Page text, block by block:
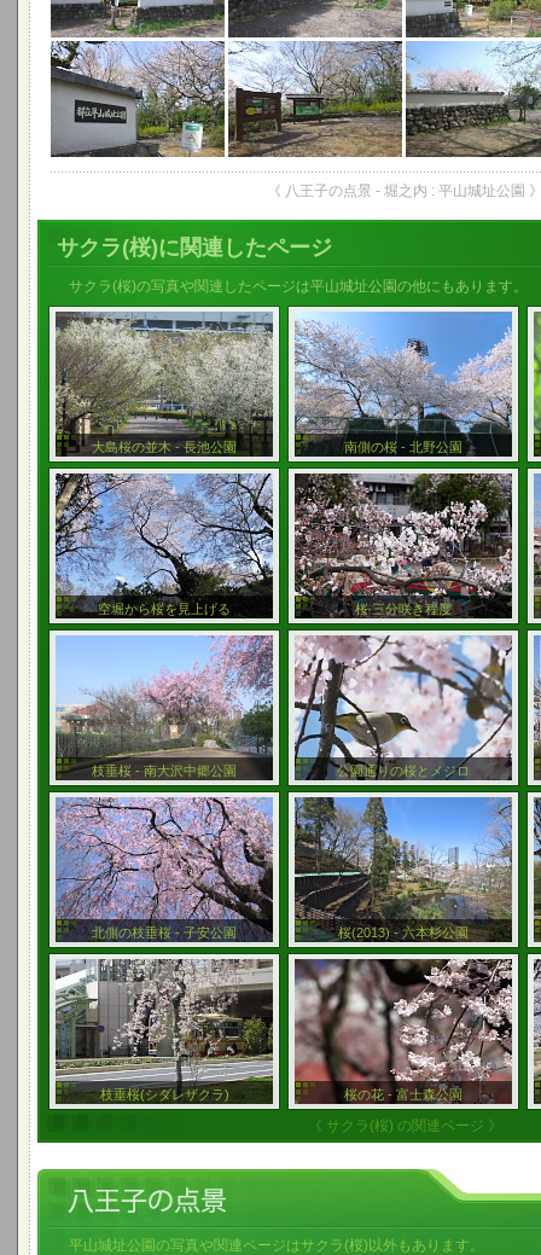
《 八王子の点景 - 堀之内 : 平山城址公園
サクラ(桜)に関連したページ
サクラ(桜)の写真や関連したページは平山城址公園の他にもあります。
大島桜の並木 - 長池公園 南側の桜 - 北野公園
空堀から桜を見上げる 桜 三分咲き程度
枝垂桜 - 南大沢中郷公園 公園通りの桜とメジロ
北側の枝垂桜 - 子安公園 桜(2013) - 六本杉公園
枝垂桜(シダレザクラ) 桜の花 - 富士森公園
《 サクラ(桜) の関連ページ 》
平山城址公園の写真や関連ページはサクラ(桜)以外もあります。